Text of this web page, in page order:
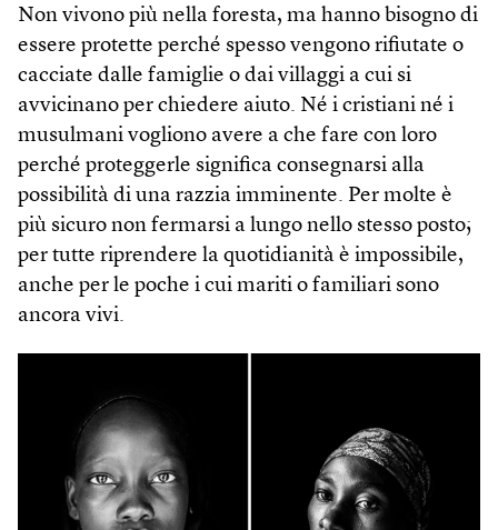
Non vivono più nella foresta, ma hanno bisogno di
essere protette perché spesso vengono rifiutate o
cacciate dalle famiglie o dai villaggi a cui si
avvicinano per chiedere aiuto. Né i cristiani né i
musulmani vogliono avere a che fare con loro
perché proteggerle significa consegnarsi alla
possibilità di una razzia imminente. Per molte è
più sicuro non fermarsi a lungo nello stesso posto;
per tutte riprendere la quotidianità è impossibile,
anche per le poche i cui mariti o familiari sono
ancora vivi.